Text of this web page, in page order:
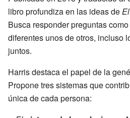
libro profundiza en las ideas de
Busca responder preguntas
diferentes unos de otros, incluso
juntos.
Harris destaca el papel de la
Propone tres sistemas que
única de cada persona: